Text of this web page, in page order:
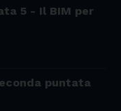
5 - Il BIM per
puntata